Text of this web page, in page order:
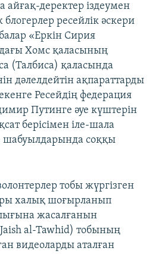
айғақ-деректер іздеумен
ресейлік әскери
«Еркін Сирия
Хомс қаласының
(Талбиса) қаласында
дәлелдейтін ақпараттарды
Ресейдің федерация
Путинге әуе күштерін
берісімен іле-шала
шабуылдарында соққы
тобы жүргізген
халық шоғырланып
жасалғанын
al-Tawhid) тобының
видеоларды аталған